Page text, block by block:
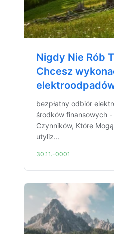
Nigdy Nie Rób
Chcesz
bezpłatny odbiór
środków finansowych -
Czynników, Które
utyliz...
30.11.-0001